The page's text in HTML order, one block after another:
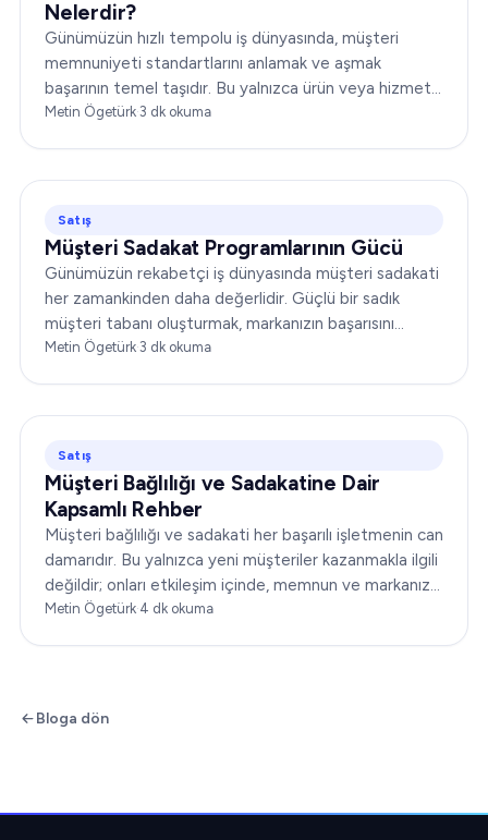
Nelerdir?
Günümüzün hızlı tempolu iş dünyasında, müşteri
memnuniyeti standartlarını anlamak ve aşmak
başarının temel taşıdır. Bu yalnızca ürün veya hizmet
sunmakla ilgili değildir;…
Metin Ögetürk·3 dk okuma
Satış
Müşteri Sadakat Programlarının Gücü
Günümüzün rekabetçi iş dünyasında müşteri sadakati
her zamankinden daha değerlidir. Güçlü bir sadık
müşteri tabanı oluşturmak, markanızın başarısını
önemli ölçüde artırabilir. Bu yazıda…
Metin Ögetürk·3 dk okuma
Satış
Müşteri Bağlılığı ve Sadakatine Dair
Kapsamlı Rehber
Müşteri bağlılığı ve sadakati her başarılı işletmenin can
damarıdır. Bu yalnızca yeni müşteriler kazanmakla ilgili
değildir; onları etkileşim içinde, memnun ve markanıza
sadık tutmakla ilgilidir. Bu makalede…
Metin Ögetürk·4 dk okuma
Bloga dön